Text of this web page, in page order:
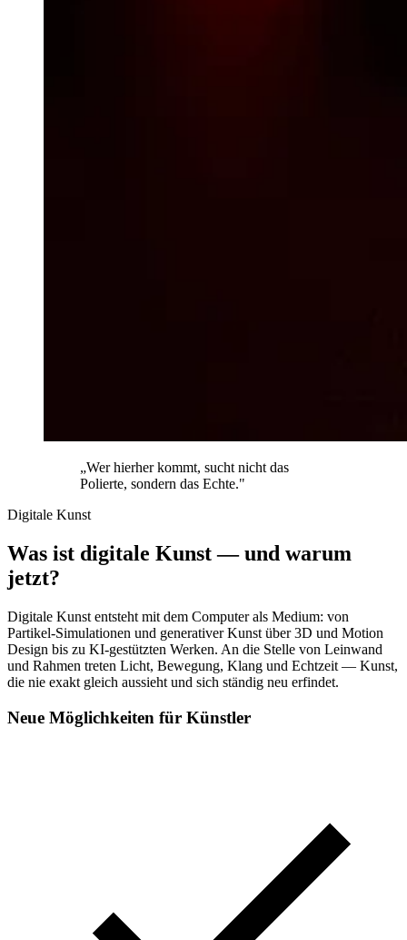
„Wer hierher kommt, sucht nicht das
Polierte, sondern das Echte."
Digitale Kunst
Was ist digitale Kunst — und warum
jetzt?
Digitale Kunst entsteht mit dem Computer als Medium: von
Partikel-Simulationen und generativer Kunst über 3D und Motion
Design bis zu KI-gestützten Werken. An die Stelle von Leinwand
und Rahmen treten Licht, Bewegung, Klang und Echtzeit — Kunst,
die nie exakt gleich aussieht und sich ständig neu erfindet.
Neue Möglichkeiten für Künstler